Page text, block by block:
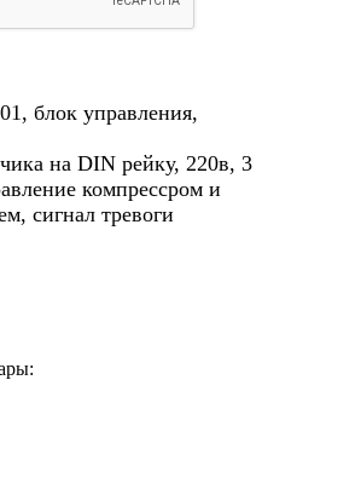
блок управления,
на DIN рейку, 220в, 3
компрессром и
сигнал тревоги